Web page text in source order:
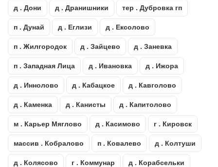
д . Дони д . Дранишники тер . Дубровка гп
п . Дунай д . Еглизи д . Ексолово
п . Жилгородок д . Зайцево д . Заневка
п . Западная Лица д . Ивановка д . Ижора
д . Иннолово д . Кабацкое д . Кавголово
д . Каменка д . Канисты д . Капитолово
м . Карьер Мяглово д . Касимово г . Кировск
массив . Кобралово п . Ковалево д . Колтуши
д . Колясово г . Коммунар д . Корабсельки